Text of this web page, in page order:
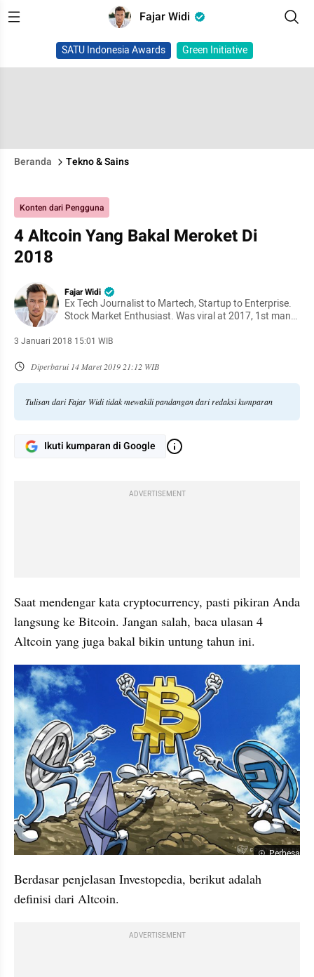
Fajar Widi
SATU Indonesia Awards Green Initiative
Beranda Tekno & Sains
Konten dari Pengguna
4 Altcoin Yang Bakal Meroket Di
2018
Fajar Widi
Ex Tech Journalist to Martech, Startup to Enterprise.
Stock Market Enthusiast. Was viral at 2017, 1st man
3 Januari 2018 15:01 WIB
Diperbarui 14 Maret 2019 21:12 WIB
Tulisan dari Fajar Widi tidak mewakili pandangan dari redaksi kumparan
Ikuti kumparan di Google
ADVERTISEMENT
Saat mendengar kata cryptocurrency, pasti pikiran Anda
langsung ke Bitcoin. Jangan salah, baca ulasan 4
Altcoin yang juga bakal bikin untung tahun ini.
Perbesar
Berdasar penjelasan Investopedia, berikut adalah
definisi dari Altcoin.
ADVERTISEMENT